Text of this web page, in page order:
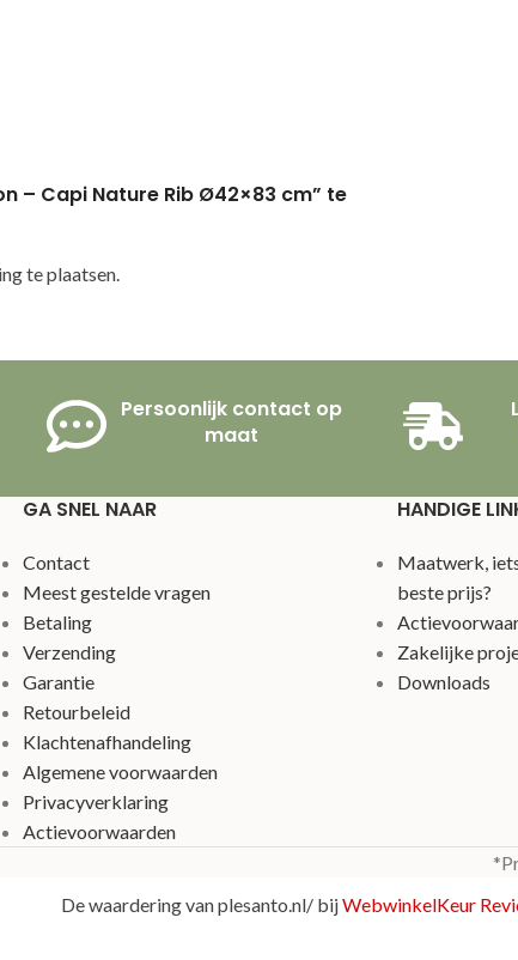
– Capi Nature Rib Ø42×83 cm” te
te plaatsen.
Persoonlijk contact op
maat
GA SNEL NAAR
Contact
Meest gestelde vragen
Betaling
Verzending
Garantie
Retourbeleid
Klachtenafhandeling
Algemene voorwaarden
Privacyverklaring
Actievoorwaarden
HANDIGE
Maatwerk,
beste prijs?
Zakelijke
Downloads
De waardering van plesanto.nl/ bijWebwinkelKeur